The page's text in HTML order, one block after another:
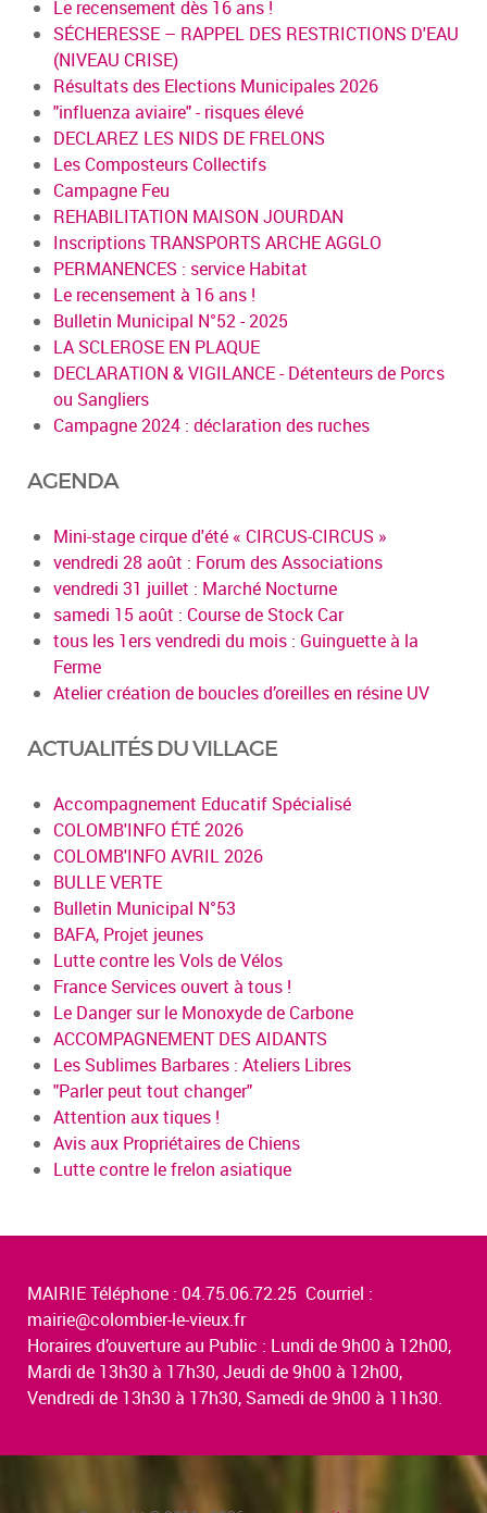
Le recensement dès 16 ans !
SÉCHERESSE – RAPPEL DES RESTRICTIONS D'EAU
(NIVEAU CRISE)
Résultats des Elections Municipales 2026
"influenza aviaire" - risques élevé
DECLAREZ LES NIDS DE FRELONS
Les Composteurs Collectifs
Campagne Feu
REHABILITATION MAISON JOURDAN
Inscriptions TRANSPORTS ARCHE AGGLO
PERMANENCES : service Habitat
Le recensement à 16 ans !
Bulletin Municipal N°52 - 2025
LA SCLEROSE EN PLAQUE
DECLARATION & VIGILANCE - Détenteurs de Porcs
ou Sangliers
Campagne 2024 : déclaration des ruches
AGENDA
Mini-stage cirque d'été « CIRCUS-CIRCUS »
vendredi 28 août : Forum des Associations
vendredi 31 juillet : Marché Nocturne
samedi 15 août : Course de Stock Car
tous les 1ers vendredi du mois : Guinguette à la
Ferme
Atelier création de boucles d’oreilles en résine UV
ACTUALITÉS DU VILLAGE
Accompagnement Educatif Spécialisé
COLOMB'INFO ÉTÉ 2026
COLOMB'INFO AVRIL 2026
BULLE VERTE
Bulletin Municipal N°53
BAFA, Projet jeunes
Lutte contre les Vols de Vélos
France Services ouvert à tous !
Le Danger sur le Monoxyde de Carbone
ACCOMPAGNEMENT DES AIDANTS
Les Sublimes Barbares : Ateliers Libres
"Parler peut tout changer"
Attention aux tiques !
Avis aux Propriétaires de Chiens
Lutte contre le frelon asiatique
MAIRIE Téléphone : 04.75.06.72.25 Courriel :
mairie@colombier-le-vieux.fr
Horaires d’ouverture au Public : Lundi de 9h00 à 12h00,
Mardi de 13h30 à 17h30, Jeudi de 9h00 à 12h00,
Vendredi de 13h30 à 17h30, Samedi de 9h00 à 11h30.